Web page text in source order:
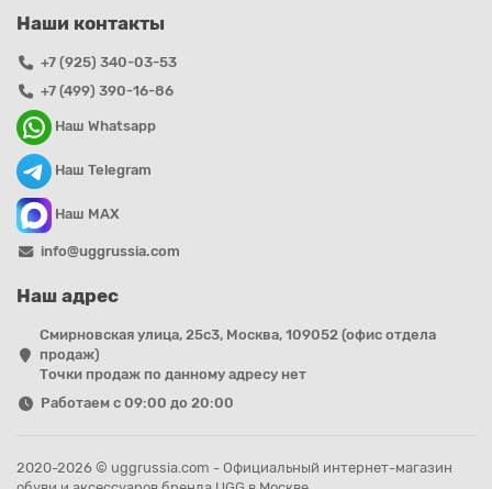
Наши контакты
+7 (925) 340-03-53
+7 (499) 390-16-86
Наш Whatsapp
Наш Telegram
Наш MAX
info@uggrussia.com
Наш адрес
Смирновская улица, 25с3, Москва, 109052 (офис отдела
продаж)
Точки продаж по данному адресу нет
Работаем с 09:00 до 20:00
2020-2026 © uggrussia.com - Официальный интернет-магазин